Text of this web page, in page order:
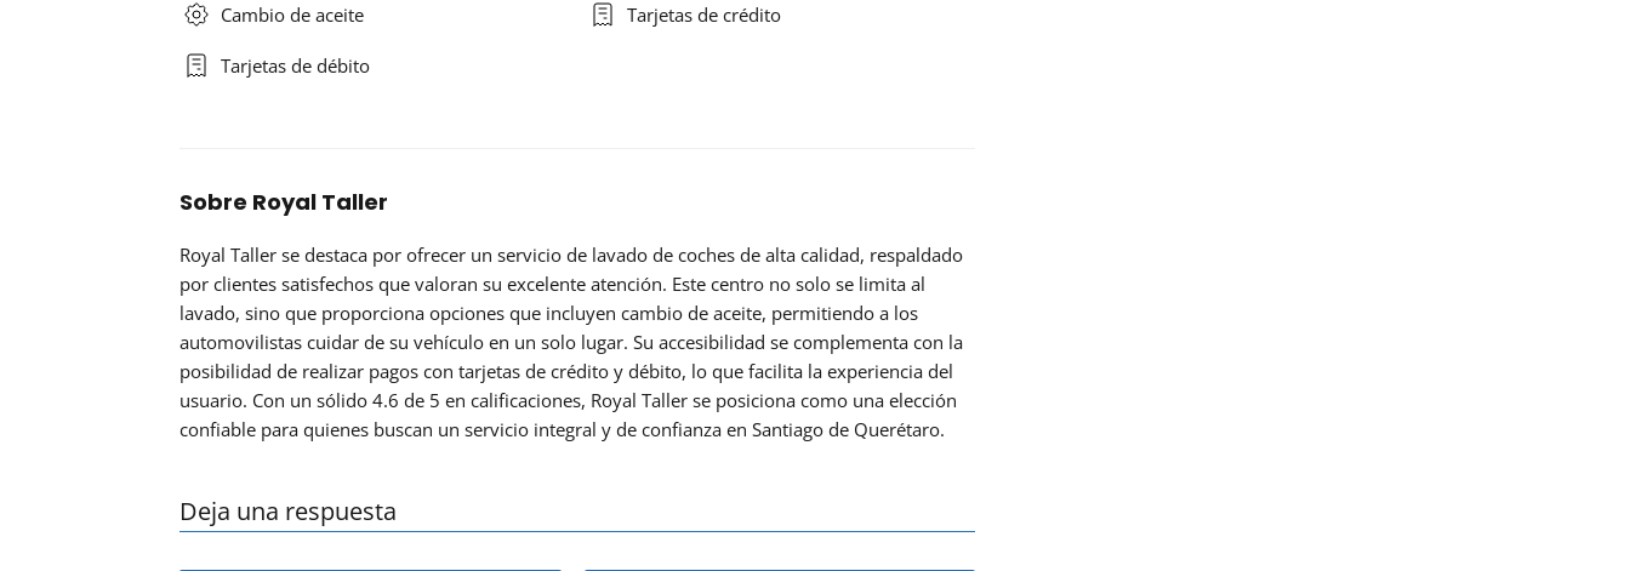
Cambio de aceite Tarjetas de crédito
Tarjetas de débito
Sobre Royal Taller
Royal Taller se destaca por ofrecer un servicio de lavado de coches de alta calidad, respaldado
por clientes satisfechos que valoran su excelente atención. Este centro no solo se limita al
lavado, sino que proporciona opciones que incluyen cambio de aceite, permitiendo a los
automovilistas cuidar de su vehículo en un solo lugar. Su accesibilidad se complementa con la
posibilidad de realizar pagos con tarjetas de crédito y débito, lo que facilita la experiencia del
usuario. Con un sólido 4.6 de 5 en calificaciones, Royal Taller se posiciona como una elección
confiable para quienes buscan un servicio integral y de confianza en Santiago de Querétaro.
Deja una respuesta